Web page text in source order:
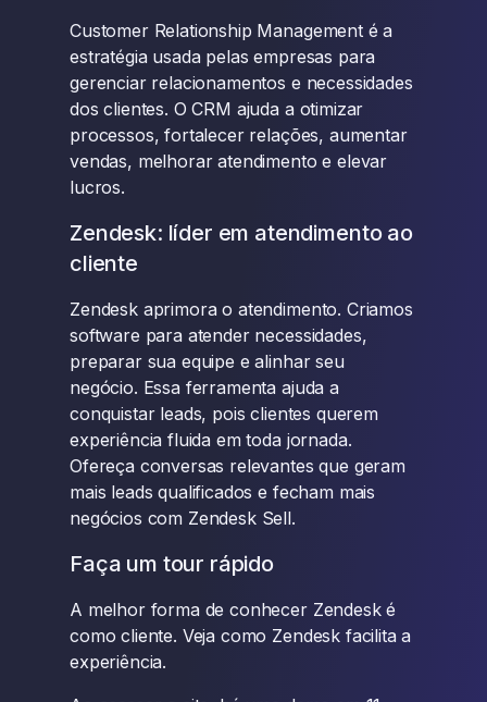
Customer Relationship Management é a
estratégia usada pelas empresas para
gerenciar relacionamentos e necessidades
dos clientes. O CRM ajuda a otimizar
processos, fortalecer relações, aumentar
vendas, melhorar atendimento e elevar
lucros.
Zendesk: líder em atendimento ao
cliente
Zendesk aprimora o atendimento. Criamos
software para atender necessidades,
preparar sua equipe e alinhar seu
negócio. Essa ferramenta ajuda a
conquistar leads, pois clientes querem
experiência fluida em toda jornada.
Ofereça conversas relevantes que geram
mais leads qualificados e fecham mais
negócios com Zendesk Sell.
Faça um tour rápido
A melhor forma de conhecer Zendesk é
como cliente. Veja como Zendesk facilita a
experiência.